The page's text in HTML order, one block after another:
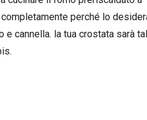
perché lo
e cannella. la tua crostata sarà